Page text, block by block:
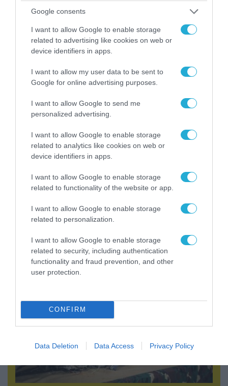
Google consents
I want to allow Google to enable storage
related to advertising like cookies on web or
device identifiers in apps.
I want to allow my user data to be sent to
Google for online advertising purposes.
I want to allow Google to send me
personalized advertising.
I want to allow Google to enable storage
related to analytics like cookies on web or
device identifiers in apps.
I want to allow Google to enable storage
related to functionality of the website or app.
I want to allow Google to enable storage
related to personalization.
I want to allow Google to enable storage
related to security, including authentication
functionality and fraud prevention, and other
user protection.
CONFIRM
Data Deletion Data Access Privacy Policy
08.08.2026 | 14:02
«Φώτισε» το Κίεβο μετά από χτύπημα με
Ουκρανός κατέγραψε τη στιγμή (βίντεο)
08.08.2026 | 09:02
«Η απόλυτη τραγωδία»: Η «αιχμηρή» ανάρτηση
του Αρκά για τα τατουάζ (φωτο)